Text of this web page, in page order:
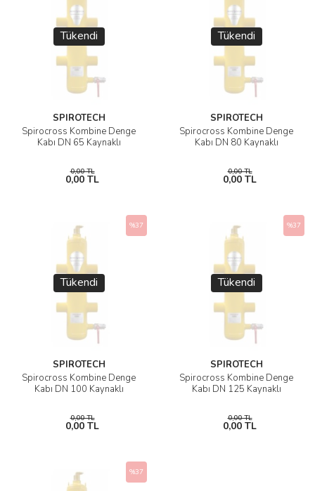
Tükendi
SPIROTECH
Spirocross Kombine Denge
Kabı DN 65 Kaynaklı
0,00 TL
0,00 TL
Tükendi
SPIROTECH
Spirocross Kombine Denge
Kabı DN 80 Kaynaklı
0,00 TL
0,00 TL
Tükendi
SPIROTECH
Spirocross Kombine Denge
Kabı DN 100 Kaynaklı
%37
0,00 TL
0,00 TL
Tükendi
SPIROTECH
Spirocross Kombine Denge
Kabı DN 125 Kaynaklı
%37
0,00 TL
0,00 TL
%37